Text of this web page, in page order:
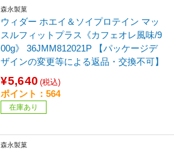
森永製菓
ウィダー ホエイ＆ソイプロテイン マッ
スルフィットプラス《カフェオレ風味/9
00g》 36JMM812021P 【パッケージデ
ザインの変更等による返品・交換不可】
¥5,640 (税込)
ポイント：564
在庫あり
森永製菓